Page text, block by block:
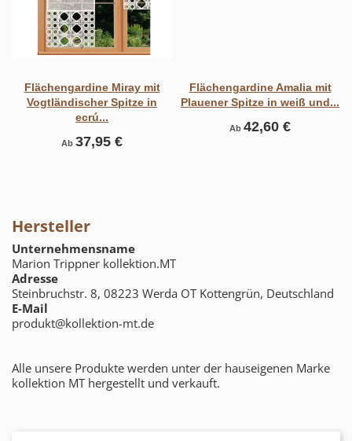
Flächengardine Miray mit
Vogtländischer Spitze in
ecrú...
Ab 37,95 €
Flächengardine Amalia mit
Plauener Spitze in weiß und...
Ab 42,60 €
Hersteller
Unternehmensname
Marion Trippner kollektion.MT
Adresse
Steinbruchstr. 8, 08223 Werda OT Kottengrün, Deutschland
E-Mail
produkt@kollektion-mt.de
Alle unsere Produkte werden unter der hauseigenen Marke
kollektion MT hergestellt und verkauft.